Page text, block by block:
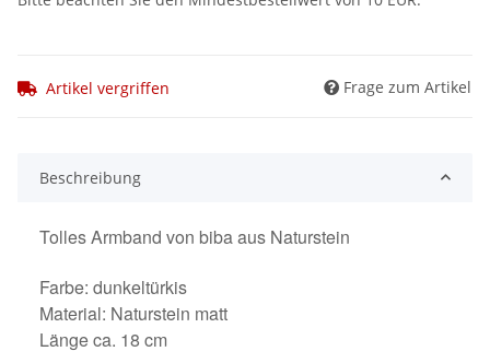
Artikel vergriffen Frage zum Artikel
Beschreibung
Tolles Armband von biba aus Naturstein
Farbe: dunkeltürkis
Material: Naturstein matt
Länge ca. 18 cm